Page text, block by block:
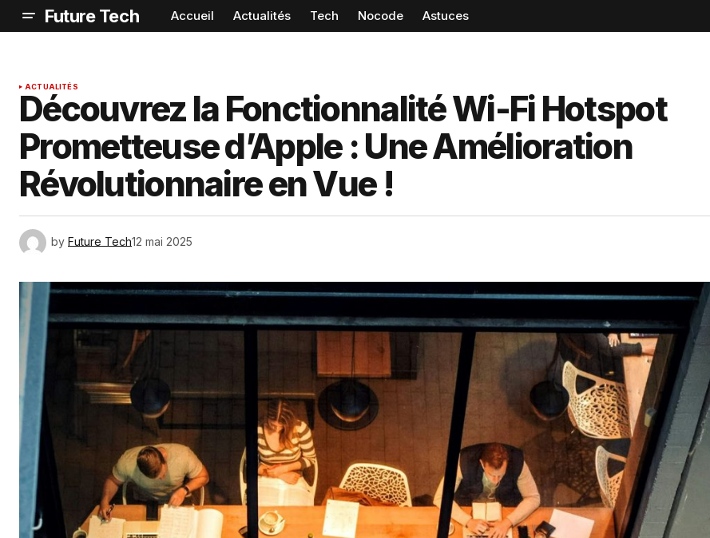
Future Tech Accueil Actualités Tech Nocode Astuces
ACTUALITÉS
Découvrez la Fonctionnalité Wi-Fi Hotspot
Prometteuse d’Apple : Une Amélioration
Révolutionnaire en Vue !
by Future Tech12 mai 2025